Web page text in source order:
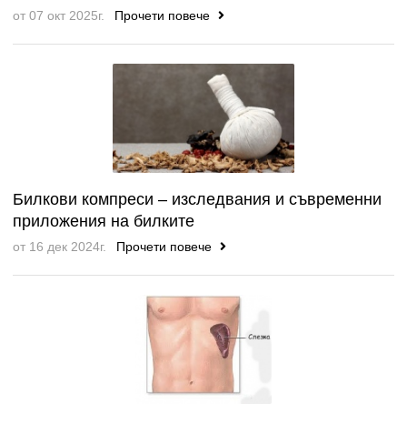
от 07 окт 2025г. Прочети повече
Билкови компреси – изследвания и съвременни
приложения на билките
от 16 дек 2024г. Прочети повече